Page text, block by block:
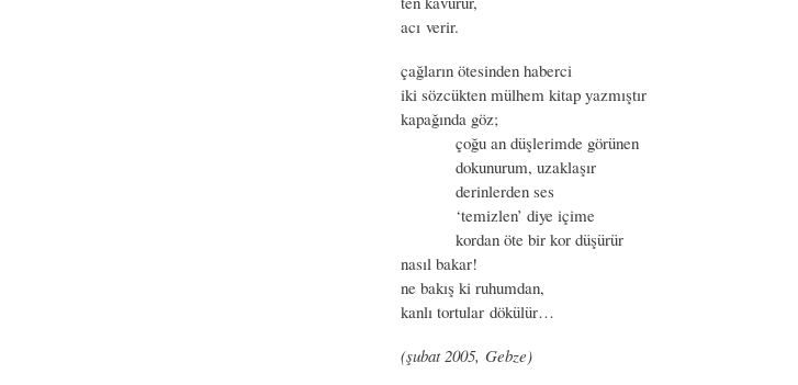
acı verir.
çağların ötesinden haberci
iki sözcükten mülhem kitap yazmıştır
kapağında göz;
çoğu an düşlerimde görünen
dokunurum, uzaklaşır
derinlerden ses
‘temizlen’ diye içime
kordan öte bir kor düşürür
nasıl bakar!
ne bakış ki ruhumdan,
kanlı tortular dökülür…
(şubat 2005, Gebze)